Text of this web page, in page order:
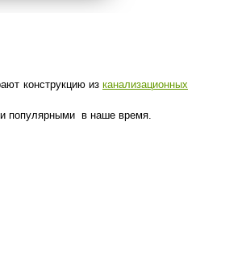
конструкцию из канализационных
популярными в наше время.